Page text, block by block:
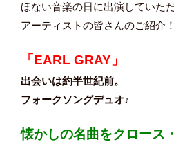
ほない音楽の日に出演していただ
アーティストの皆さんのご紹介！
「EARL GRAY」
出会いは約半世紀前。
フォークソングデュオ♪
懐かしの名曲をクロース